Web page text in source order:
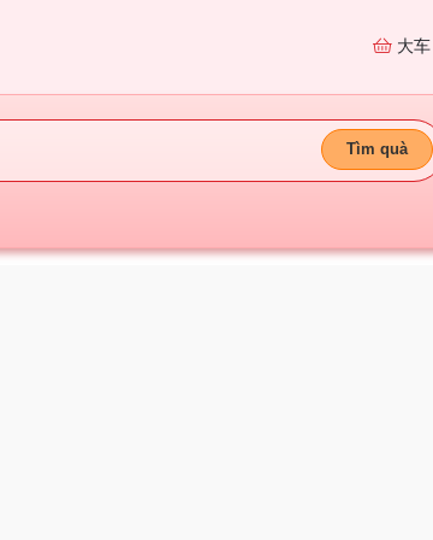
大车
Tìm quà